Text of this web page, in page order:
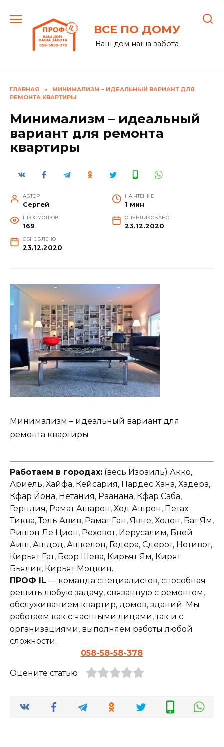
содержанию
ВСЕ ПО ДОМУ
Ваш дом наша забота
ГЛАВНАЯ »
МИНИМАЛИЗМ – ИДЕАЛЬНЫЙ ВАРИАНТ ДЛЯ
РЕМОНТА КВАРТИРЫ
Минимализм – идеальный
вариант для ремонта
квартиры
АВТОР
Сергей
НА ЧТЕНИЕ
1 мин
ПРОСМОТРОВ
169
ОПУБЛИКОВАНО
23.12.2020
ОБНОВЛЕНО
23.12.2020
Минимализм – идеальный вариант для
ремонта квартиры
Работаем в городах: (весь Израиль) Акко,
Ариель, Хайфа, Кейсария, Пардес Хана, Хадера,
Кфар Йона, Нетания, Раанана, Кфар Саба,
Герцлия, Рамат Ашарон, Ход Ашрон, Петах
Тиква, Тель Авив, Рамат Ган, Явне, Холон, Бат Ям,
Ришон Ле Цион, Реховот, Иерусалим, Бней
Аиш, Ашдод, Ашкелон, Гедера, Сдерот, Нетивот,
Кирьят Гат, Беэр Шева, Кирьят Ям, Кирят
Бьялик, Кирьят Моцкин.
ПРОФ IL — команда специалистов, способная
решить любую задачу, связанную с ремонтом,
обслуживанием квартир, домов, зданий. Мы
работаем как с частными лицами, так и с
организациями, выполняем работы любой
сложности.
058-58-58-378
Оцените статью